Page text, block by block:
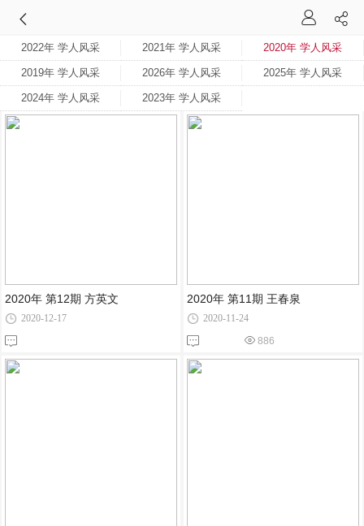
2022年 学人风采 2021年 学人风采 2020年 学人风采
2019年 学人风采 2026年 学人风采 2025年 学人风采
2024年 学人风采 2023年 学人风采
2020年 第12期 方英文
2020-12-17
2020年 第11期 王春泉
2020-11-24
886